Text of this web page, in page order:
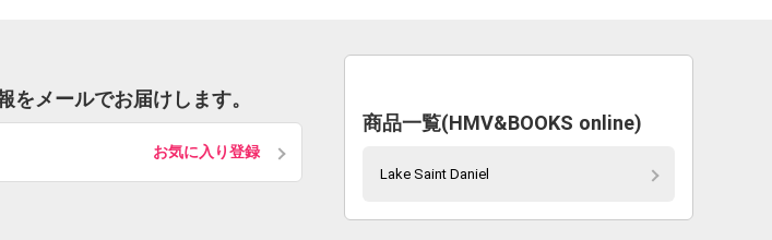
メールでお届けします。
お気に入り登録
商品一覧(HMV&BOOKS online)
Lake Saint Daniel